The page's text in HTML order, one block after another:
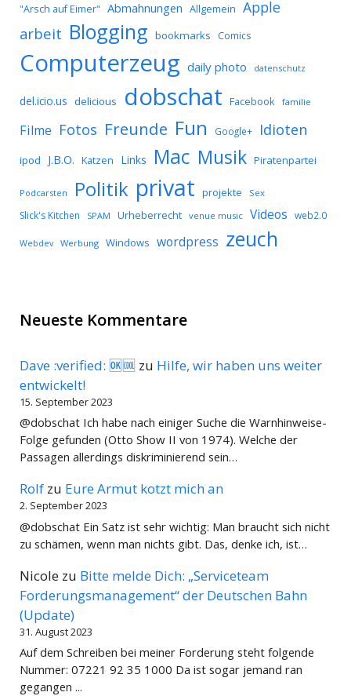
"Arsch auf Eimer" Abmahnungen Allgemein Apple
arbeit Blogging bookmarks Comics
Computerzeug daily photo datenschutz
del.icio.us delicious dobschat Facebook familie
Filme Fotos Freunde Fun Google+ Idioten
ipod J.B.O. Katzen Links Mac Musik Piratenpartei
Podcarsten Politik privat projekte Sex
Slick's Kitchen SPAM Urheberrecht venue music Videos web2.0
Webdev Werbung Windows wordpress zeuch
Neueste Kommentare
Dave :verified: 🆗🆒 zu Hilfe, wir haben uns weiter
entwickelt!
15. September 2023
@dobschat Ich habe nach einiger Suche die Warnhinweise-
Folge gefunden (Otto Show II von 1974). Welche der
Passagen allerdings diskriminierend sein…
Rolf zu Eure Armut kotzt mich an
2. September 2023
@dobschat Ein Satz ist sehr wichtig: Man braucht sich nicht
zu schämen, wenn man nichts gibt. Das, denke ich, ist…
Nicole zu Bitte melde Dich: „Serviceteam
Forderungsmanagement“ der Deutschen Bahn
(Update)
31. August 2023
Auf dem Schreiben bei meiner Forderung steht folgende
Nummer: 07221 92 35 1000 Da ist sogar jemand ran
gegangen ...